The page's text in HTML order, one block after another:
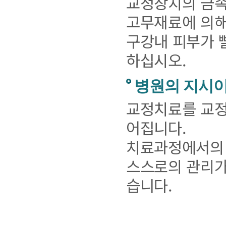
고무재료에 의
구강내 피부가
하십시오.
병원의 지시
교정치료를 교
어집니다.
치료과정에서
스스로의 관리
습니다.